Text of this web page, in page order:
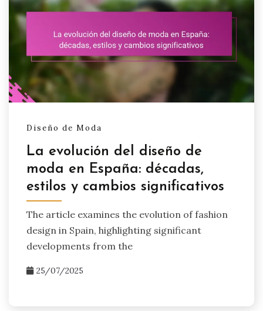
Diseño de Moda
La evolución del diseño de
moda en España: décadas,
estilos y cambios significativos
The article examines the evolution of fashion
design in Spain, highlighting significant
developments from the
25/07/2025